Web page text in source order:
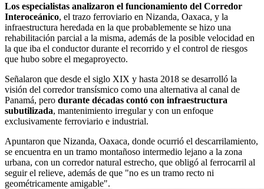
Los especialistas analizaron el funcionamiento del Corredor
Interoceánico, el trazo ferroviario en Nizanda, Oaxaca, y la
infraestructura heredada en la que probablemente se hizo una
rehabilitación parcial a la misma, además de la posible velocidad en
la que iba el conductor durante el recorrido y el control de riesgos
que hubo sobre el megaproyecto.
Señalaron que desde el siglo XIX y hasta 2018 se desarrolló la
visión del corredor transísmico como una alternativa al canal de
Panamá, pero durante décadas contó con infraestructura
subutilizada, mantenimiento irregular y con un enfoque
exclusivamente ferroviario e industrial.
Apuntaron que Nizanda, Oaxaca, donde ocurrió el descarrilamiento,
se encuentra en un tramo montañoso intermedio lejano a la zona
urbana, con un corredor natural estrecho, que obligó al ferrocarril al
seguir el relieve, además de que "no es un tramo recto ni
geométricamente amigable".